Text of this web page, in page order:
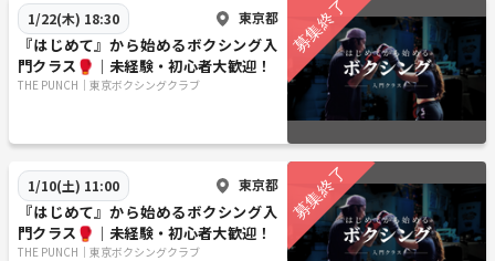
1/22(木) 18:30 東京都
『はじめて』から始めるボクシング入
門クラス🥊｜未経験・初心者大歓迎！
THE PUNCH｜東京ボクシングクラブ
1/10(土) 11:00 東京都
『はじめて』から始めるボクシング入
門クラス🥊｜未経験・初心者大歓迎！
THE PUNCH｜東京ボクシングクラブ